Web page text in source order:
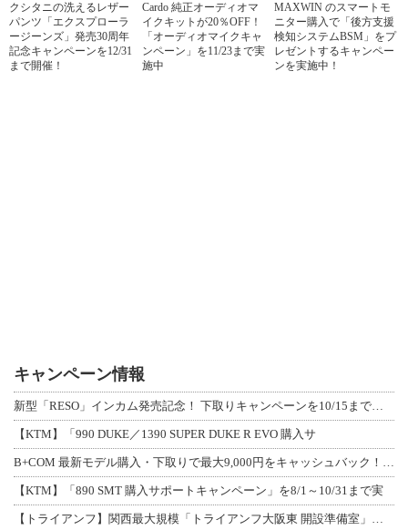
クシタニの洗えるレザー
パンツ「エクスプローラ
ージーンズ」発売30周年
記念キャンペーンを12/31
まで開催！
Cardo 純正オーディオマ
イクキットが20％OFF！
「オーディオマイクキャ
ンペーン」を11/23まで実
施中
MAXWIN のスマートモ
ニター購入で「後方支援
検知システムBSM」をプ
レゼントするキャンペー
ンを実施中！
キャンペーン情報
新型「RESO」インカム発売記念！ 下取りキャンペーンを10/15まで延長して開
【KTM】「990 DUKE／1390 SUPER DUKE R EVO 購入サ
B+COM 最新モデル購入・下取りで最大9,000円をキャッシュバック！「B+F
【KTM】「890 SMT 購入サポートキャンペーン」を8/1～10/31まで実
【トライアンフ】関西最大規模「トライアンフ大阪東 開設準備室」がオープン！ 限定